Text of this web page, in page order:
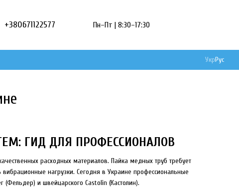
+380671122577 Пн–Пт | 8:30–17:30
УкрРус
ГИД ДЛЯ ПРОФЕССИОНАЛОВ
расходных материалов. Пайка медных труб требует
нагрузки. Сегодня в Украине профессиональные
и швейцарского Castolin (Кастолин).